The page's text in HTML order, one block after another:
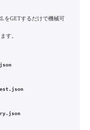
をGETするだけで機械可
す。